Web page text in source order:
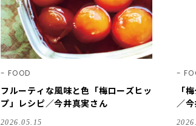
FOOD
フルーティな風味と色「梅ローズヒッ
プ」レシピ／今井真実さん
2026.05.15
「
／